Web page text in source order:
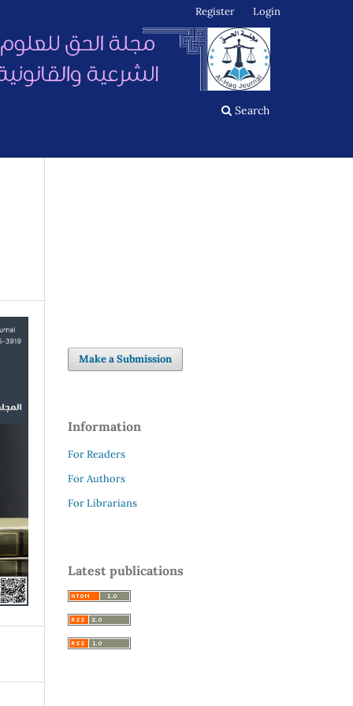
Search
Register Login
Make a Submission
Information
For Readers
For Authors
For Librarians
Latest publications